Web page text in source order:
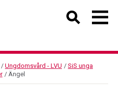
/ Ungdomsvård - LVU / SiS unga
/ Ängel